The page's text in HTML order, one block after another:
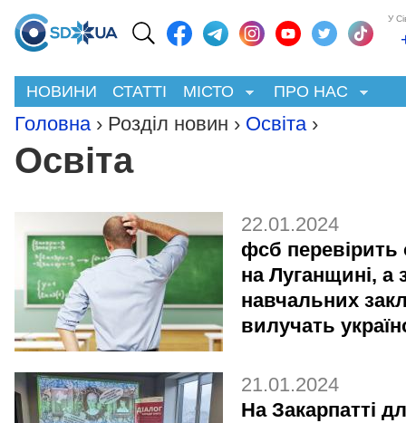
У
НОВИНИ СТАТТІ МІСТО ПРО НАС
Головна › Розділ новин › Освіта ›
Освіта
22.01.2024
фсб перевірить
на Луганщині, а
навчальних
вилучать
21.01.2024
На Закарпатті